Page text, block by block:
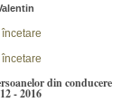
încetare
încetare
din conducere
- 2016